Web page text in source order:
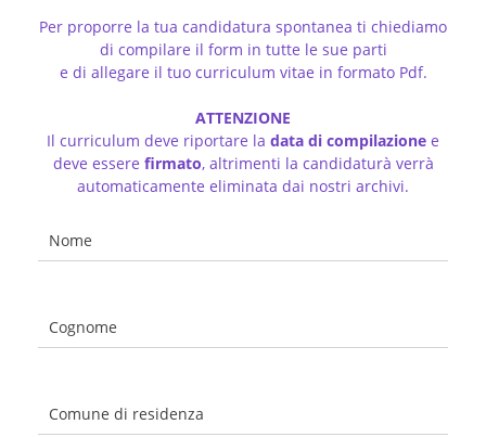
Per proporre la tua candidatura spontanea ti chiediamo
di compilare il form in tutte le sue parti
e di allegare il tuo curriculum vitae in formato Pdf.
ATTENZIONE
Il curriculum deve riportare la data di compilazione e
deve essere firmato, altrimenti la candidaturà verrà
automaticamente eliminata dai nostri archivi.
Nome
Cognome
Comune di residenza